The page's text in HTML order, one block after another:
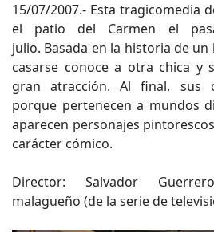
15/07/2007.- Esta tragicomedia
el patio del Carmen el
julio. Basada en la historia de
casarse conoce a otra chica y
gran atracción. Al final, sus
porque pertenecen a mundos
aparecen personajes
carácter cómico.
Director: Salvador
malagueño (de la serie de